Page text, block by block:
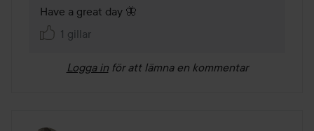
Have a great day 🦋
1 gillar
Logga in för att lämna en kommentar